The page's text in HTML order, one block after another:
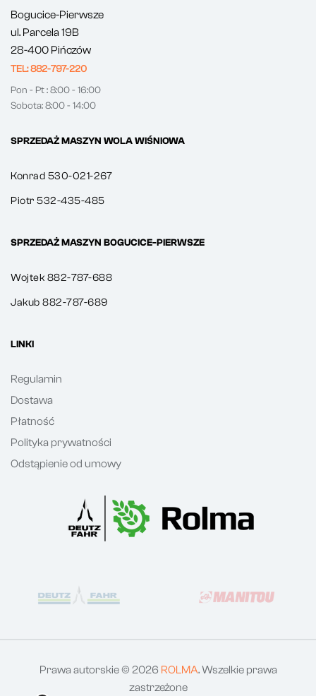
Bogucice-Pierwsze
ul. Parcela 19B
28-400 Pińczów
TEL: 882-797-220
Pon - Pt : 8:00 - 16:00
Sobota: 8:00 - 14:00
SPRZEDAŻ MASZYN WOLA WIŚNIOWA
Konrad 530-021-267
Piotr 532-435-485
SPRZEDAŻ MASZYN BOGUCICE-PIERWSZE
Wojtek 882-787-688
Jakub 882-787-689
LINKI
Regulamin
Dostawa
Płatność
Polityka prywatności
Odstąpienie od umowy
Prawa autorskie © 2026 ROLMA. Wszelkie prawa
zastrzeżone